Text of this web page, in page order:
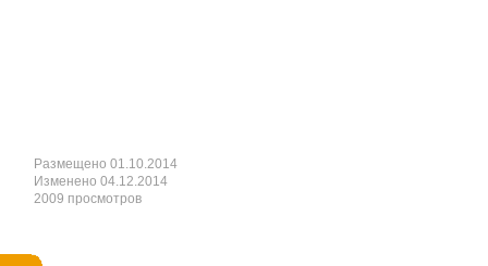
Размещено 01.10.2014
Изменено 04.12.2014
2009 просмотров